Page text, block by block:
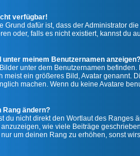
verfügbar!
Grund dafür ist, dass der Administrator
oder, falls es nicht existiert, kannst du
unter meinem Benutzernamen anzeigen?
unter dem Benutzernamen
meist ein größeres Bild, Avatar genannt.
machen. Wenn du keine Avatare
Rang ändern?
du nicht direkt den Wortlaut des
wie viele Beiträge
um deinen Rang zu erhöhen, sonst